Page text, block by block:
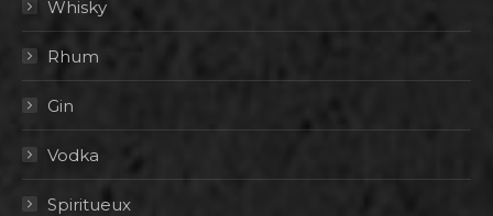
Whisky
Rhum
Gin
Vodka
Spiritueux